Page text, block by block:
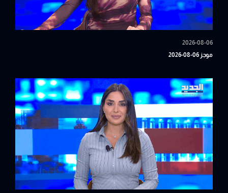
2026-08-06
موجز 06-08-2026